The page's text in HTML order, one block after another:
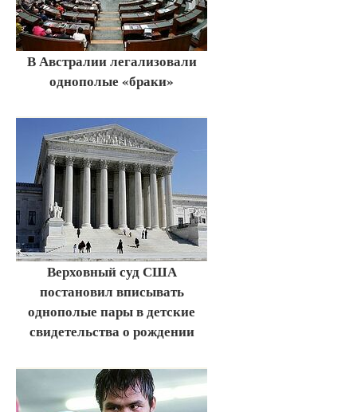
В Австралии легализовали
однополые «браки»
Верховный суд США
постановил вписывать
однополые пары в детские
свидетельства о рождении